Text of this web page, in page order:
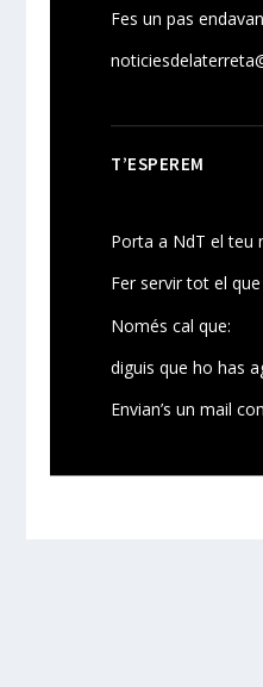
Fes un pas
T’ESPEREM
Porta a NdT el teu
Fer servir tot el
Només cal que:
diguis que ho has
Envian’s un mail